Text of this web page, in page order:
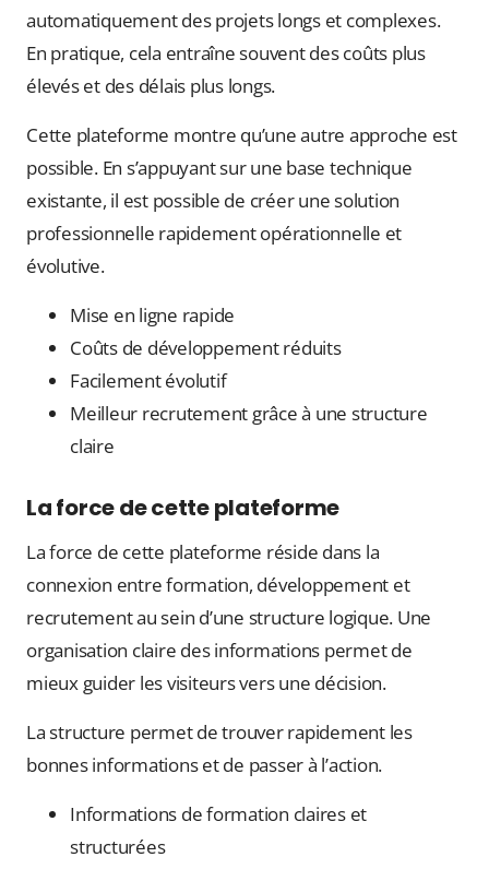
automatiquement des projets longs et complexes.
En pratique, cela entraîne souvent des coûts plus
élevés et des délais plus longs.
Cette plateforme montre qu’une autre approche est
possible. En s’appuyant sur une base technique
existante, il est possible de créer une solution
professionnelle rapidement opérationnelle et
évolutive.
Mise en ligne rapide
Coûts de développement réduits
Facilement évolutif
Meilleur recrutement grâce à une structure
claire
La force de cette plateforme
La force de cette plateforme réside dans la
connexion entre formation, développement et
recrutement au sein d’une structure logique. Une
organisation claire des informations permet de
mieux guider les visiteurs vers une décision.
La structure permet de trouver rapidement les
bonnes informations et de passer à l’action.
Informations de formation claires et
structurées